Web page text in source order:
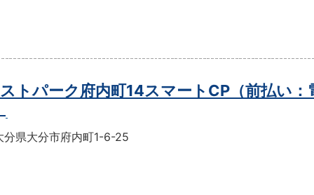
ストパーク府内町14スマートCP（前払い：
分県大分市府内町1-6-25